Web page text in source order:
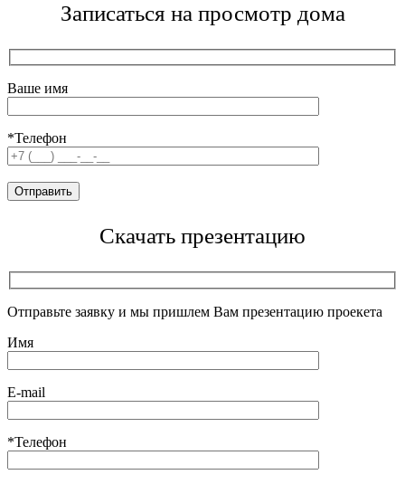
Записаться на просмотр дома
Ваше имя
*Телефон
Скачать презентацию
Отправьте заявку и мы пришлем Вам презентацию проекета
Имя
E-mail
*Телефон